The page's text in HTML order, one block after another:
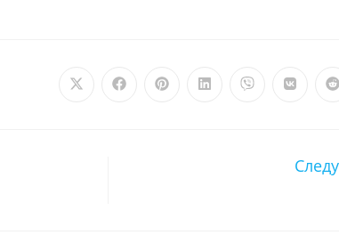
Открывается
Открывается
Открывается
Открывается
Открывается